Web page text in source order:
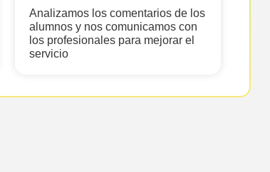
Analizamos los comentarios de los
alumnos y nos comunicamos con
los profesionales para mejorar el
servicio